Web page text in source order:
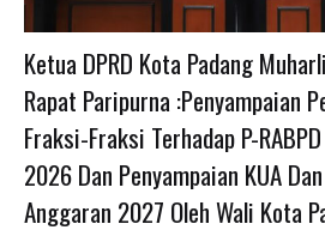
Ketua DPRD Kota Padang
Rapat Paripurna :Penyampaian
Fraksi-Fraksi Terhadap P-
2026 Dan Penyampaian KUA
Anggaran 2027 Oleh Wali Kota